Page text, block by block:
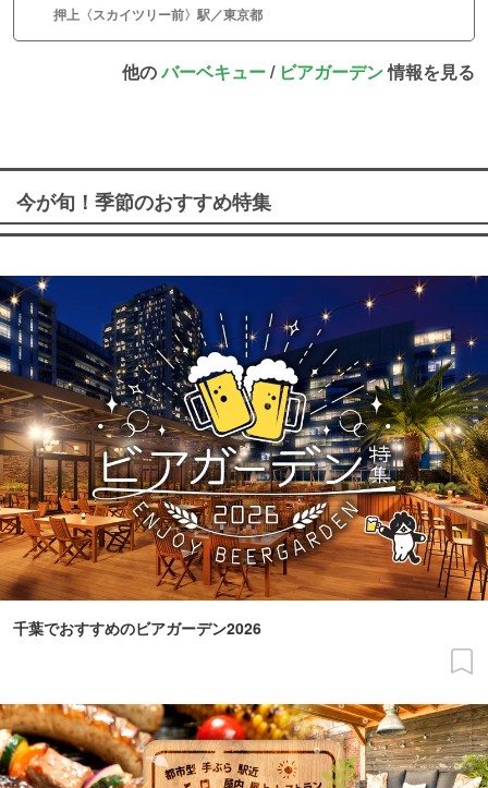
押上〈スカイツリー前〉駅／東京都
他のバーベキュー/ ビアガーデン情報を見る
今が旬！季節のおすすめ特集
千葉でおすすめのビアガーデン2026